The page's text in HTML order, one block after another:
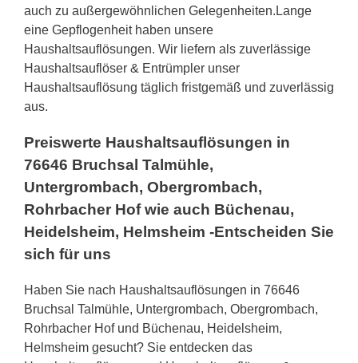
auch zu außergewöhnlichen Gelegenheiten.Lange
eine Gepflogenheit haben unsere
Haushaltsauflösungen. Wir liefern als zuverlässige
Haushaltsauflöser & Entrümpler unser
Haushaltsauflösung täglich fristgemäß und zuverlässig
aus.
Preiswerte Haushaltsauflösungen in
76646 Bruchsal Talmühle,
Untergrombach, Obergrombach,
Rohrbacher Hof wie auch Büchenau,
Heidelsheim, Helmsheim -Entscheiden Sie
sich für uns
Haben Sie nach Haushaltsauflösungen in 76646
Bruchsal Talmühle, Untergrombach, Obergrombach,
Rohrbacher Hof und Büchenau, Heidelsheim,
Helmsheim gesucht? Sie entdecken das